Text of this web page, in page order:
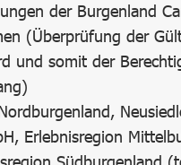
der Burgenland
(Überprüfung der
und somit der
Erlebnisregion